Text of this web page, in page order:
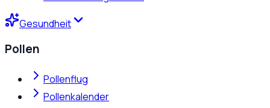
Gesundheit
Pollen
Pollenflug
Pollenkalender